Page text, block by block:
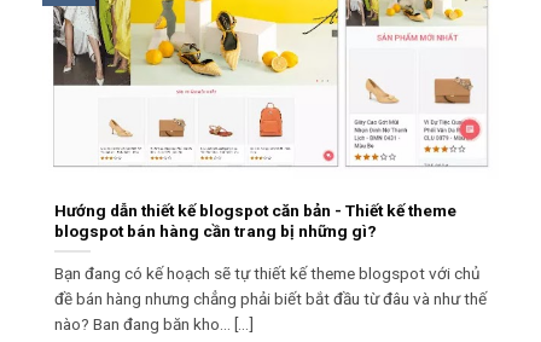
Hướng dẫn thiết kế blogspot căn bản - Thiết kế theme
blogspot bán hàng cần trang bị những gì?
Bạn đang có kế hoạch sẽ tự thiết kế theme blogspot với chủ
đề bán hàng nhưng chẳng phải biết bắt đầu từ đâu và như thế
nào? Ban đang băn kho... [...]